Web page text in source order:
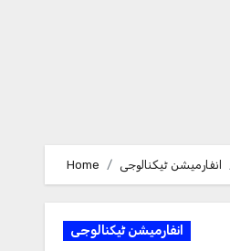
Home انفارمیشن ٹیکنالوجی
انفارمیشن ٹیکنالوجی